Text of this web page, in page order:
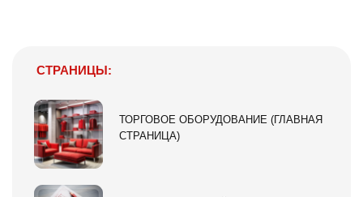
СТРАНИЦЫ:
ТОРГОВОЕ ОБОРУДОВАНИЕ (ГЛАВНАЯ
СТРАНИЦА)